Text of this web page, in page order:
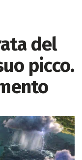
del
picco.